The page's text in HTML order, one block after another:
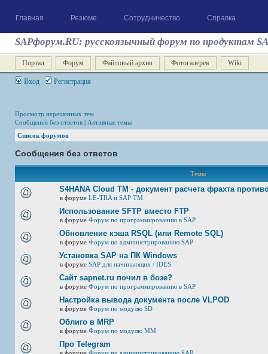
Главная Резюме Сотрудничество Справка
SAPфорум.RU: русскоязычный форум по продуктам
Портал Форум Файловый архив Фотогалерея Wiki
Вход Регистрация
Просмотр нерешенных тем
Сообщения без ответов | Активные темы
Список форумов
Сообщения без ответов
Темы
S4HANA Cloud TM - документ расчета фрахта
в форуме LE-TRA и SAP TM
Использование SFTP вместо FTP
в форуме Форум по программированию в SAP
Обновление кэша RSQL (или Remote SQL)
в форуме Форум по администрированию SAP
Установка SAP на ПК Windows
в форуме SAP для начинающих / IDES
Сайт sapnet.ru почил в бозе?
в форуме Форум по программированию в SAP
Настройка вывода документа после VLPOD
в форуме Форум по модулю SD
Облиго в MRP
в форуме Форум по модулю ММ
Про Telegram